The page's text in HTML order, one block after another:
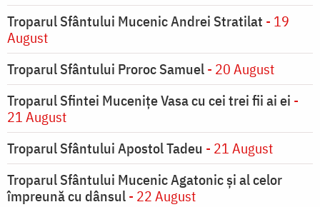
Troparul Sfântului Mucenic Andrei Stratilat - 19
August
Troparul Sfântului Proroc Samuel- 20 August
Troparul Sfintei Muceniţe Vasa cu cei trei fii ai ei -
21 August
Troparul Sfântului Apostol Tadeu - 21 August
Troparul Sfântului Mucenic Agatonic şi al celor
împreună cu dânsul- 22 August